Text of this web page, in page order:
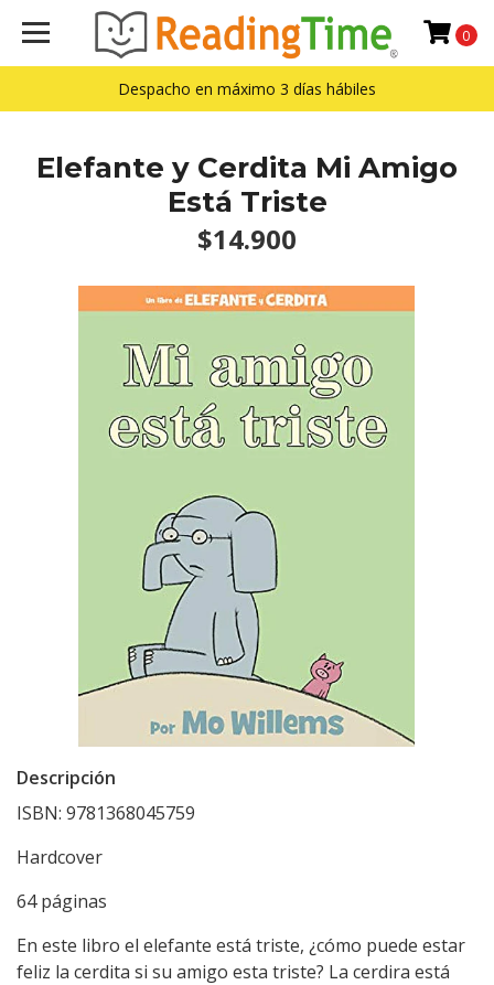
Despacho en máximo 3 días hábiles
0
Elefante y Cerdita Mi Amigo
Está Triste
$14.900
Descripción
ISBN: 9781368045759
Hardcover
64 páginas
En este libro el elefante está triste, ¿cómo puede estar
feliz la cerdita si su amigo esta triste? La cerdira está